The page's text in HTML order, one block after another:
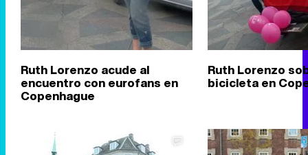
Ruth Lorenzo acude al
encuentro con eurofans en
Copenhague
Ruth Lorenzo
bicicleta en